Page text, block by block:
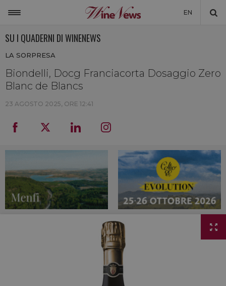
EN
NON SOLO VINO
WINENEWS TV
SU I QUADERNI DI WINENEWS
LA SORPRESA
Biondelli, Docg Franciacorta Dosaggio Zero
Blanc de Blancs
23 AGOSTO 2025, ORE 12:41